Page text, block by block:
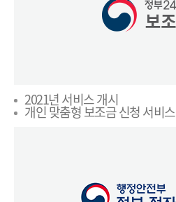
2021년 서비스 개시
개인 맞춤형 보조금 신청 서비스